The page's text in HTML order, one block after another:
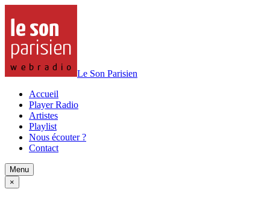
Le Son Parisien
Accueil
Player Radio
Artistes
Playlist
Nous écouter ?
Contact
Menu
×